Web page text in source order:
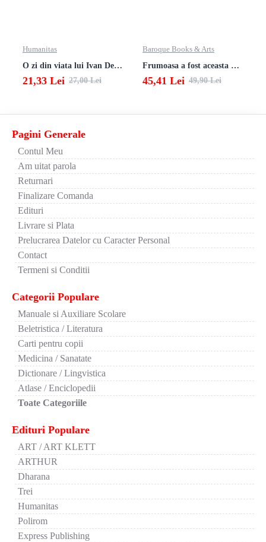
Humanitas
O zi din viata lui Ivan Denisovici
21,33 Lei 27,00 Lei
Baroque Books & Arts
Frumoasa a fost aceasta viata. totusi.
45,41 Lei 49,90 Lei
Pagini Generale
Contul Meu
Am uitat parola
Returnari
Finalizare Comanda
Edituri
Livrare si Plata
Prelucrarea Datelor cu Caracter Personal
Contact
Termeni si Conditii
Categorii Populare
Manuale si Auxiliare Scolare
Beletristica / Literatura
Carti pentru copii
Medicina / Sanatate
Dictionare / Lingvistica
Atlase / Enciclopedii
Toate Categoriile
Edituri Populare
ART / ART KLETT
ARTHUR
Dharana
Trei
Humanitas
Polirom
Express Publishing